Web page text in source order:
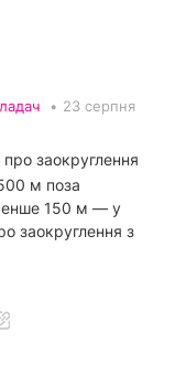
• 23 серпня
заокруглення
м поза
150 м — у
заокруглення з